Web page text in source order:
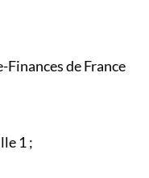
de France
1 ;